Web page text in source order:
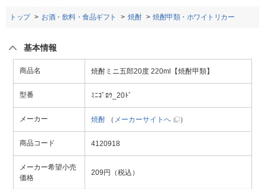
トップ お酒・飲料・食品ギフト 焼酎 焼酎甲類・ホワイトリカー
基本情報
商品名 焼酎ミニ五郎20度 220ml【焼酎甲類】
型番 ﾐﾆｺﾞﾛｳ_20ﾄﾞ
メーカー 焼酎 （ メーカーサイトへ ）
商品コード 4120918
メーカー希望小売
価格
209円（税込）